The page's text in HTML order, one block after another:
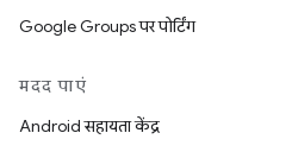
Google Groups पर पोर्टिंग
मदद पाएं
Android सहायता केंद्र